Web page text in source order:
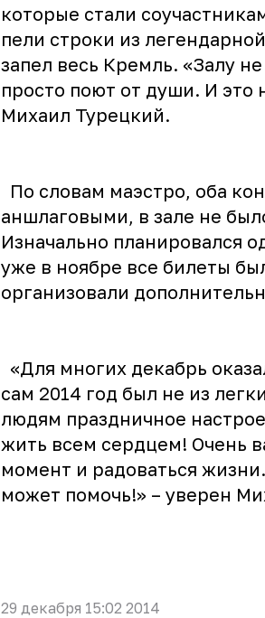
которые стали
пели строки из
запел весь Кремль. «Залу
просто поют от души. И это
Михаил Турецкий.
По словам маэстро, оба
аншлаговыми, в зале не
Изначально планировался
уже в ноябре все билеты
организовали
«Для многих декабрь
сам 2014 год был не из
людям праздничное
жить всем сердцем! Очень
момент и радоваться
может помочь!» – уверен
29 декабря 15:02 2014